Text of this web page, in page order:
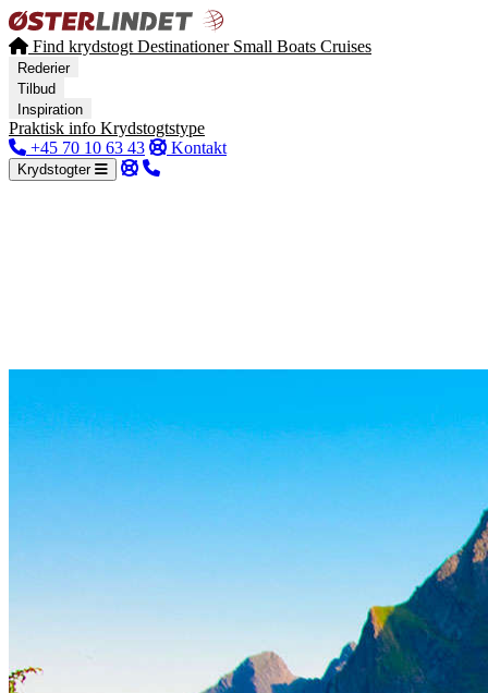
Find krydstogt Destinationer Small Boats Cruises
Rederier
Tilbud
Inspiration
Praktisk info Krydstogtstype
+45 70 10 63 43
Kontakt
Krydstogter